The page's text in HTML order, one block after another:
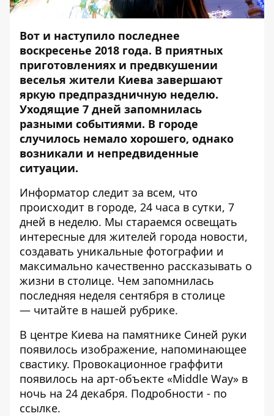
Вот и наступило последнее
воскресенье 2018 года. В приятных
приготовлениях и предвкушении
веселья жители Киева завершают
яркую предпраздничную неделю.
Уходящие 7 дней запомнилась
разными событиями. В городе
случилось немало хорошего, однако
возникали и непредвиденные
ситуации.
Информатор следит за всем, что
происходит в городе, 24 часа в сутки, 7
дней в неделю. Мы стараемся освещать
интересные для жителей города новости,
создавать уникальные фотографии и
максимально качественно рассказывать о
жизни в столице. Чем запомнилась
последняя неделя сентября в столице
— читайте в нашей рубрике.
В центре Киева на памятнике Синей руки
появилось изображение, напоминающее
свастику. Провокационное граффити
появилось на арт-объекте «Middle Way» в
ночь на 24 декабря. Подробности - по
ссылке.